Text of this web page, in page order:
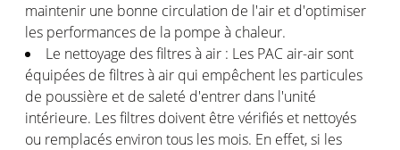
maintenir une bonne circulation de l'air et d'optimiser
les performances de la pompe à chaleur.
Le nettoyage des filtres à air : Les PAC air-air sont
équipées de filtres à air qui empêchent les particules
de poussière et de saleté d'entrer dans l'unité
intérieure. Les filtres doivent être vérifiés et nettoyés
ou remplacés environ tous les mois. En effet, si les